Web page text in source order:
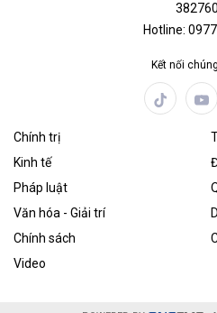
Hotline:
Kết nối
Chính trị
Kinh tế
Pháp luật
Văn hóa - Giải trí
Chính sách
Video